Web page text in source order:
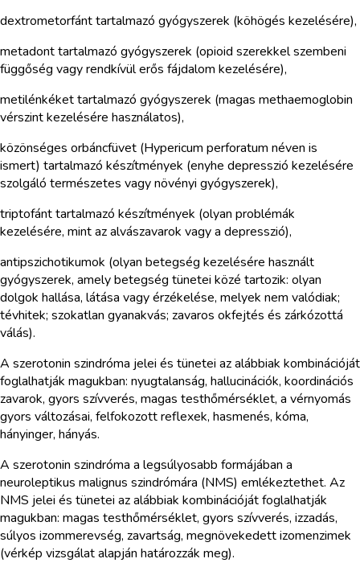
dextrometorfánt tartalmazó gyógyszerek (köhögés kezelésére),
metadont tartalmazó gyógyszerek (opioid szerekkel szembeni
függőség vagy rendkívül erős fájdalom kezelésére),
metilénkéket tartalmazó gyógyszerek (magas methaemoglobin
vérszint kezelésére használatos),
közönséges orbáncfüvet (Hypericum perforatum néven is
ismert) tartalmazó készítmények (enyhe depresszió kezelésére
szolgáló természetes vagy növényi gyógyszerek),
triptofánt tartalmazó készítmények (olyan problémák
kezelésére, mint az alvászavarok vagy a depresszió),
antipszichotikumok (olyan betegség kezelésére használt
gyógyszerek, amely betegség tünetei közé tartozik: olyan
dolgok hallása, látása vagy érzékelése, melyek nem valódiak;
tévhitek; szokatlan gyanakvás; zavaros okfejtés és zárkózottá
válás).
A szerotonin szindróma jelei és tünetei az alábbiak kombinációját
foglalhatják magukban: nyugtalanság, hallucinációk, koordinációs
zavarok, gyors szívverés, magas testhőmérséklet, a vérnyomás
gyors változásai, felfokozott reflexek, hasmenés, kóma,
hányinger, hányás.
A szerotonin szindróma a legsúlyosabb formájában a
neuroleptikus malignus szindrómára (NMS) emlékeztethet. Az
NMS jelei és tünetei az alábbiak kombinációját foglalhatják
magukban: magas testhőmérséklet, gyors szívverés, izzadás,
súlyos izommerevség, zavartság, megnövekedett izomenzimek
(vérkép vizsgálat alapján határozzák meg).